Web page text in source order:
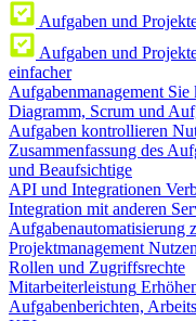
Aufgaben und
Aufgaben und
einfacher
Aufgabenmanagement Sie
Diagramm, Scrum und
Aufgaben kontrollieren
Zusammenfassung des
und Beaufsichtige
API und Integrationen
Integration mit anderen
Aufgabenautomatisierung
Projektmanagement
Rollen und Zugriffsrechte
Mitarbeiterleistung
Aufgabenberichten,